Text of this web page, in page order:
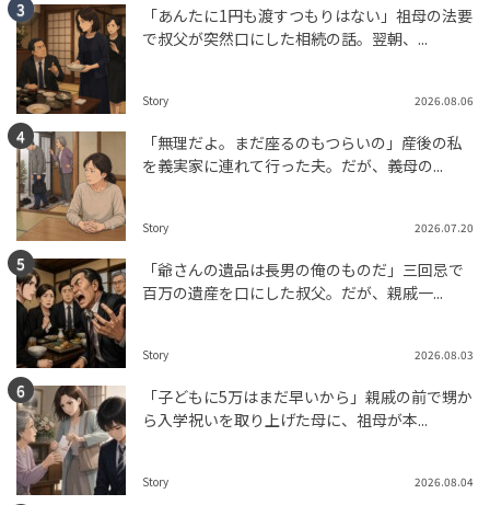
「あんたに1円も渡すつもりはない」祖母の法要
で叔父が突然口にした相続の話。翌朝、...
Story 2026.08.06
「無理だよ。まだ座るのもつらいの」産後の私
を義実家に連れて行った夫。だが、義母の...
Story 2026.07.20
「爺さんの遺品は長男の俺のものだ」三回忌で
百万の遺産を口にした叔父。だが、親戚一...
Story 2026.08.03
「子どもに5万はまだ早いから」親戚の前で甥か
ら入学祝いを取り上げた母に、祖母が本...
Story 2026.08.04